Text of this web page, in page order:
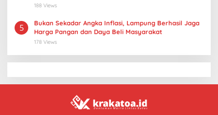
188 Views
5
Bukan Sekadar Angka Inflasi, Lampung Berhasil Jaga
Harga Pangan dan Daya Beli Masyarakat
178 Views